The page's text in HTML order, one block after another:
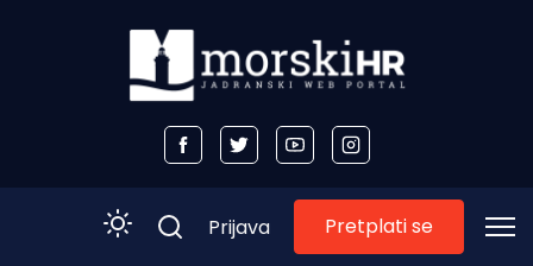
Prijava Pretplati se